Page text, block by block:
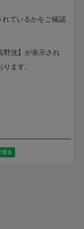
ているかをご確認
野洸】が表示され
ます。